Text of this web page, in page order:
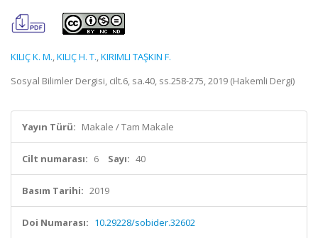
KILIÇ K. M.,KILIÇ H. T.,KIRIMLI TAŞKIN F.
Sosyal Bilimler Dergisi, cilt.6, sa.40, ss.258-275, 2019 (Hakemli Dergi)
Yayın Türü: Makale / Tam Makale
Cilt numarası: 6 Sayı: 40
Basım Tarihi: 2019
Doi Numarası: 10.29228/sobider.32602